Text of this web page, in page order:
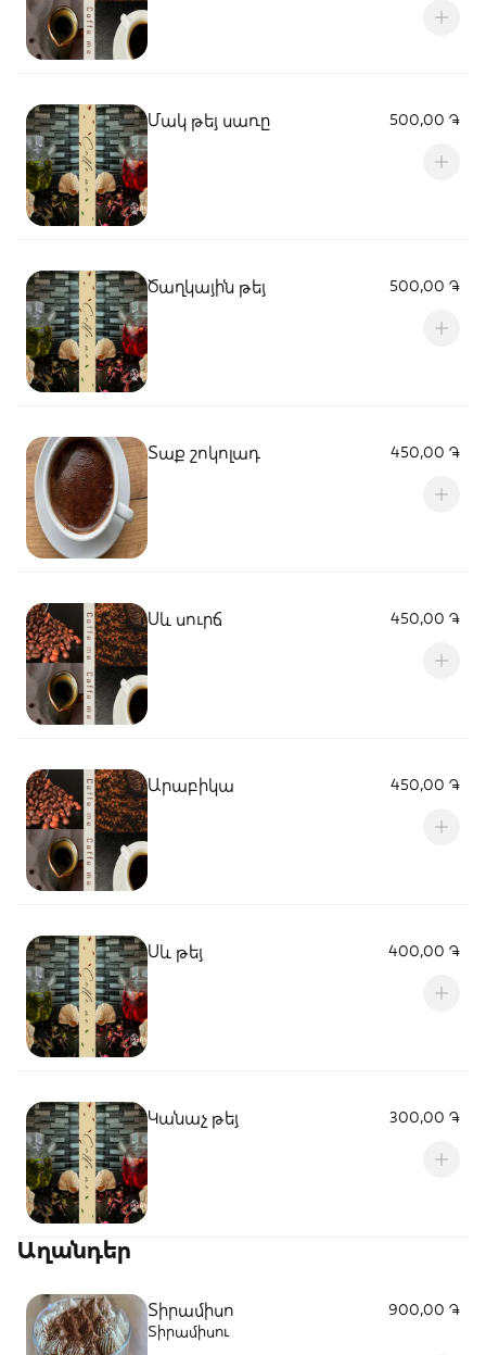
Մակ թեյ սառը 500,00 ֏
Ծաղկային թեյ 500,00 ֏
Տաք շոկոլադ 450,00 ֏
Սև սուրճ 450,00 ֏
Արաբիկա 450,00 ֏
Սև թեյ 400,00 ֏
Կանաչ թեյ 300,00 ֏
Աղանդեր
Տիրամիսո
900,00 ֏
Տիրամիսու